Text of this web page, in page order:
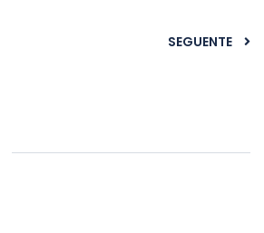
SEGUENTE